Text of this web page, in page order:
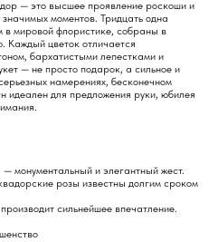
— это высшее проявление роскоши и
моментов. Тридцать одна
в мировой флористике, собраны в
Каждый цветок отличается
бархатистыми лепестками и
— не просто подарок, а сильное и
намерениях, бесконечном
идеален для предложения руки, юбилея
монументальный и элегантный жест.
розы известны долгим сроком
сильнейшее впечатление.